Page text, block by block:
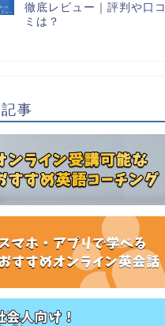
徹底レビュー｜評判や口コ
ミは？
事